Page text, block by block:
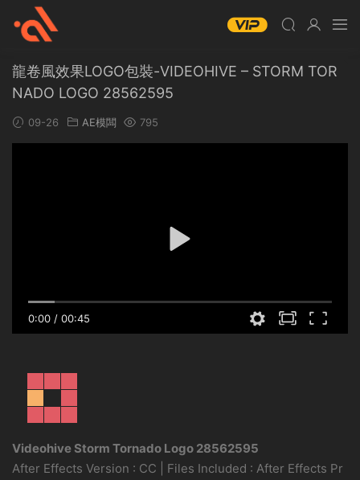
龍卷風效果LOGO包裝-VIDEOHIVE – STORM TOR
NADO LOGO 28562595
09-26 AE模闆 795
0:00 / 00:45
Videohive Storm Tornado Logo 28562595
After Effects Version : CC | Files Included : After Effects Pr